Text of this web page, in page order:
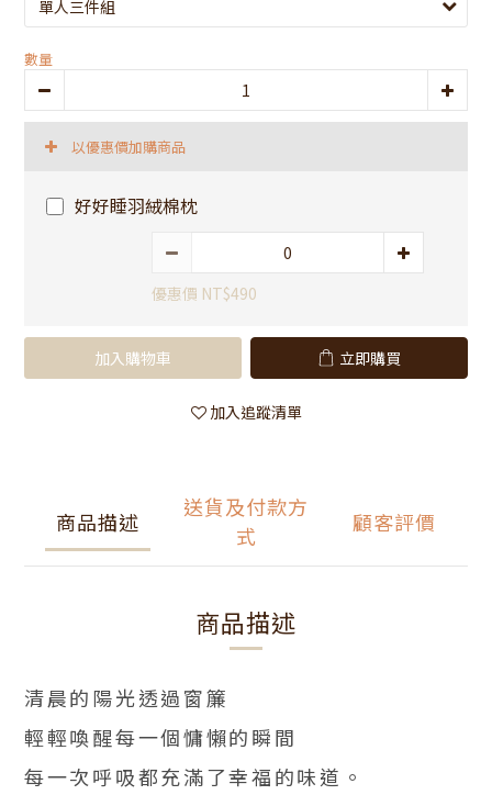
數量
以優惠價加購商品
好好睡羽絨棉枕
優惠價 NT$490
加入購物車 立即購買
加入追蹤清單
商品描述
送貨及付款方
式
顧客評價
商品描述
清晨的陽光透過窗簾
輕輕喚醒每一個慵懶的瞬間
每一次呼吸都充滿了幸福的味道。